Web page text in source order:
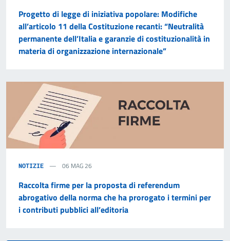
Progetto di legge di iniziativa popolare: Modifiche
all’articolo 11 della Costituzione recanti: “Neutralità
permanente dell’Italia e garanzie di costituzionalità in
materia di organizzazione internazionale”
NOTIZIE 06 MAG 26
Raccolta firme per la proposta di referendum
abrogativo della norma che ha prorogato i termini per
i contributi pubblici all’editoria